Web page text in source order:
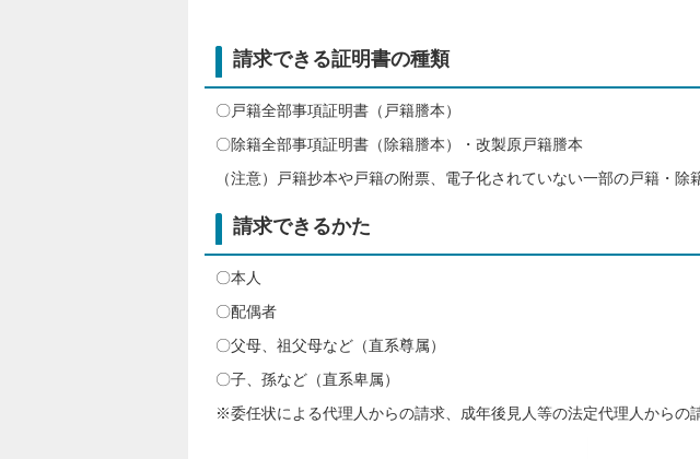
請求できる証明書の種類
〇戸籍全部事項証明書（戸籍謄本）
〇除籍全部事項証明書（除籍謄本）・改製原戸籍謄本
（注意）戸籍抄本や戸籍の附票、電子化されていない一部の戸籍・除
請求できるかた
〇本人
〇配偶者
〇父母、祖父母など（直系尊属）
〇子、孫など（直系卑属）
※委任状による代理人からの請求、成年後見人等の法定代理人からの